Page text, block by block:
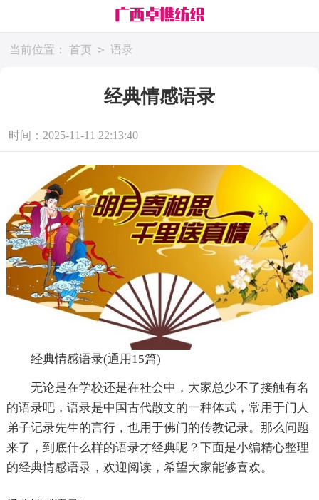
当前位置： 首页 > 语录
经典情感语录
时间：2025-11-11 22:13:40
经典情感语录(通用15篇)
无论是在学校还是在社会中，大家总少不了接触有名
的语录吧，语录是中国古代散文的一种体式，常用于门人
弟子记录先生的言行，也用于佛门的传教记录。那么问题
来了，到底什么样的语录才经典呢？下面是小编精心整理
的经典情感语录，欢迎阅读，希望大家能够喜欢。